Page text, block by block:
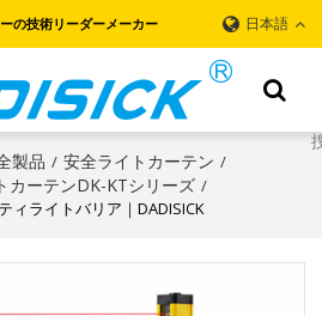
の技術リーダーメーカー 日本語
製品 / 安全ライトカーテン /
カーテンDK-KTシリーズ /
ィライトバリア｜DADISICK